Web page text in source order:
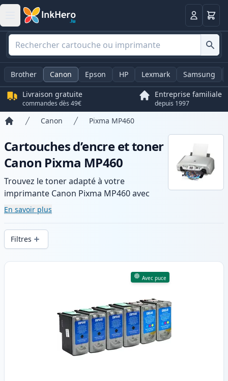
Panier
Brother Canon Epson HP Lexmark Samsung
Livraison gratuite
commandes dès 49€
Entreprise familiale
depuis 1997
Canon Pixma MP460
Cartouches d’encre et toner
Canon Pixma MP460
Trouvez le toner adapté à votre
imprimante Canon Pixma MP460 avec
notre gamme de cartouches compatibles
et haute capacité. Profitez d’une qualité
d’impression constante et d’une livraison
rapide depuis un stock local en .
En savoir plus
Filtres
Produits
Avec puce